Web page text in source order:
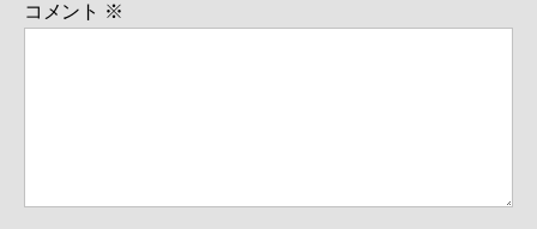
コメント ※